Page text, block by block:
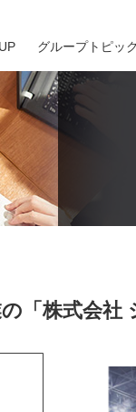
グループトピッ
「株式会